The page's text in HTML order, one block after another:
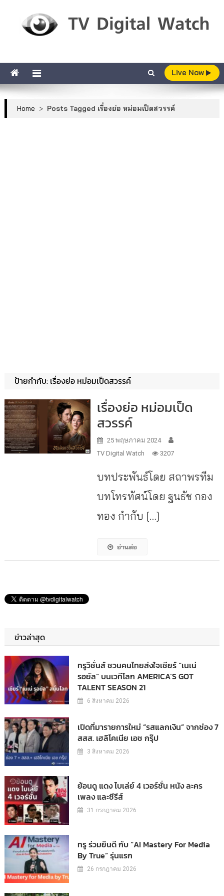
Live Now
Home > Posts Tagged เรื่องย่อ หม่อมเป็ดสวรรค์
ป้ายกำกับ: เรื่องย่อ หม่อมเป็ดสวรรค์
เรื่องย่อ หม่อมเป็ด
สวรรค์
25 พฤษภาคม 2024
TV Digital Watch
3207
บทประพันธ์โดย สถาพรทีม
บทโทรทัศน์โดย ฐนธัช กอง
ทอง กำกับ […]
อ่านต่อ
ข่าวล่าสุด
ทรูวิชั่นส์ ชวนคนไทยส่งใจเชียร์ “เนเน่
รอยัล” บนเวทีโลก AMERICA’S GOT
TALENT SEASON 21
6 สิงหาคม 2026
เปิดที่มารายการใหม่ “รสแลกเงิน” จากช่อง 7
สสส. เฮลิโคเนีย เอช กรุ๊ป
3 สิงหาคม 2026
ย้อนดู แดง ไบเล่ย์ 4 เวอร์ชั่น หนัง ละคร
เพลง และซีรีส์
31 กรกฎาคม 2026
ทรู ร่วมยินดี กับ “AI Mastery For Media
By True” รุ่นแรก
26 กรกฎาคม 2026